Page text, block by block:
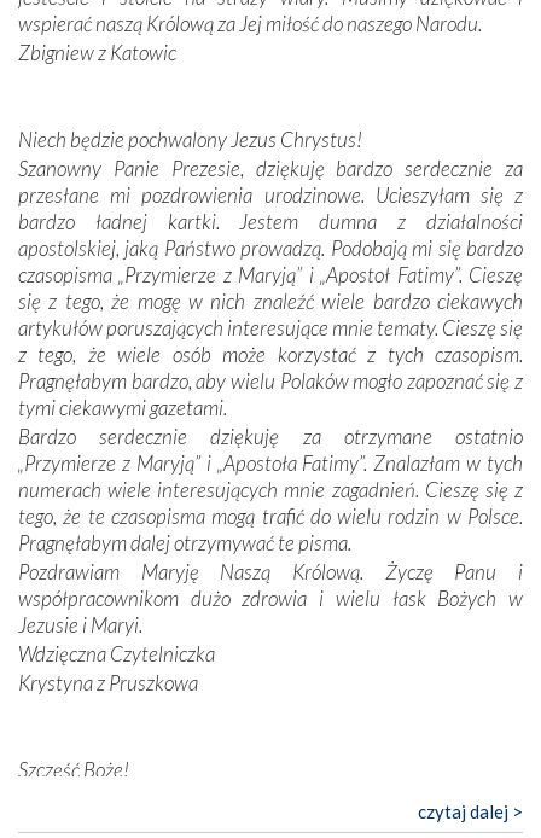
oddalone, w żaden sposób nie czuliśmy się obco.
Sprawiła to oczywiście sama Matka Boża, ale też
kulturowa bliskość biorąca swój początek w naszej
mieliśmy okazję przekonać się, że Maryja swoją opieką
otacza nie tylko nasz naród, lecz wszystkie nacje, które
się Jej ufnie oddają, a także każdą osobę, która zawierza
Jej siebie oraz swych bliskich.
Dzieje Portugalii to również historia wierności Bogu i
odstępstw, także w życiu władców. Trudne momenty w
wymiarze tak osobistym, jak i zbiorowym, przypominają o
konieczności ciągłego zabiegania o własną duszę i o łaskę
Opatrzności. Wierność przynosi pomyślność –
przynajmniej w życiu duchowym. Odstępstwo owocuje
nieszczęściem i śmiercią. Te uniwersalne prawdy
przychodziły na myśl, gdy słuchaliśmy opowieści
przewodników o portugalskich monarchach i wodzach,
zwycięskich bitwach i nieszczęśliwych losach grzesznych
kochanków.
Byli tym razem pośród Apostołów Fatimy reprezentanci
każdego spośród żyjących pokoleń. Najmłodszy uczestnik
liczył sobie 13 lat, zaś senior, pan Zdzisław – już 94.
Całe życie marzyłem, by tu przyjechać
Nasza pielgrzymka nie byłaby tak bogata w duchową treść
Oprócz zapewnienia nam możliwości codziennego
wspierać naszą Królową za Jej miłość do naszego Narodu.
Zbigniew z Katowic
Niech będzie pochwalony Jezus Chrystus!
Szanowny Panie Prezesie, dziękuję bardzo serdecznie za
przesłane mi pozdrowienia urodzinowe. Ucieszyłam się z
bardzo ładnej kartki. Jestem dumna z działalności
apostolskiej, jaką Państwo prowadzą. Podobają mi się bardzo
czasopisma „Przymierze z Maryją” i „Apostoł Fatimy”. Cieszę
się z tego, że mogę w nich znaleźć wiele bardzo ciekawych
artykułów poruszających interesujące mnie tematy. Cieszę się
z tego, że wiele osób może korzystać z tych czasopism.
Pragnęłabym bardzo, aby wielu Polaków mogło zapoznać się z
tymi ciekawymi gazetami.
Bardzo serdecznie dziękuję za otrzymane ostatnio
„Przymierze z Maryją” i „Apostoła Fatimy”. Znalazłam w tych
numerach wiele interesujących mnie zagadnień. Cieszę się z
tego, że te czasopisma mogą trafić do wielu rodzin w Polsce.
Pragnęłabym dalej otrzymywać te pisma.
Pozdrawiam Maryję Naszą Królową. Życzę Panu i
współpracownikom dużo zdrowia i wielu łask Bożych w
Jezusie i Maryi.
Wdzięczna Czytelniczka
Krystyna z Pruszkowa
Szczęść Boże!
to pismo, które bardzo sobie cenię i szanuję. Redagujecie
czytaj dalej >